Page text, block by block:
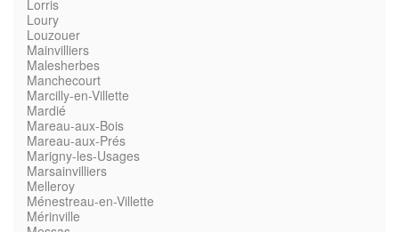
Lorris
Loury
Louzouer
Mainvilliers
Malesherbes
Manchecourt
Marcilly-en-Villette
Mardié
Mareau-aux-Bois
Mareau-aux-Prés
Marigny-les-Usages
Marsainvilliers
Melleroy
Ménestreau-en-Villette
Mérinville